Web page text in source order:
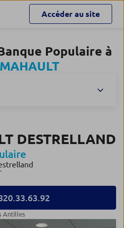
Accéder au site
Populaire à
DESTRELLAND
Antilles